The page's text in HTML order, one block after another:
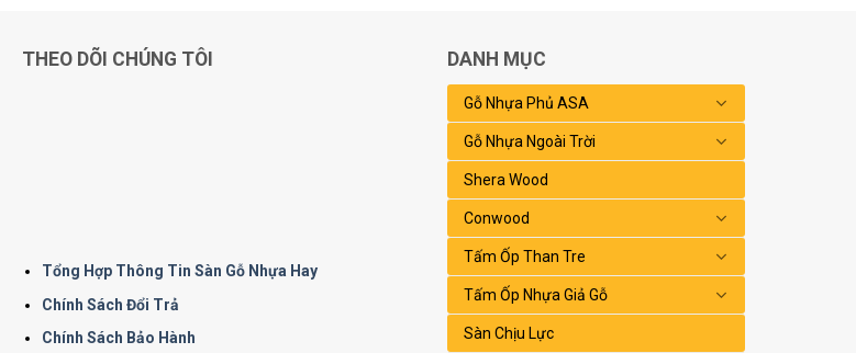
THEO DÕI CHÚNG TÔI
Tổng Hợp Thông Tin Sàn Gỗ Nhựa Hay
Chính Sách Đổi Trả
Chính Sách Bảo Hành
DANH MỤC
Gỗ Nhựa Phủ ASA
Gỗ Nhựa Ngoài Trời
Shera Wood
Conwood
Tấm Ốp Than Tre
Tấm Ốp Nhựa Giả Gỗ
Sàn Chịu Lực